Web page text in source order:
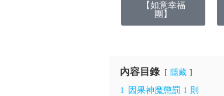
【如意幸福
團】
內容目錄 隱藏
1 因果神魔懲罰 1 則